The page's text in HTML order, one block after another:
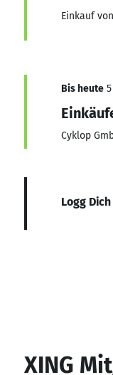
Einkauf
Bis heute
Cyklop
Logg
XING